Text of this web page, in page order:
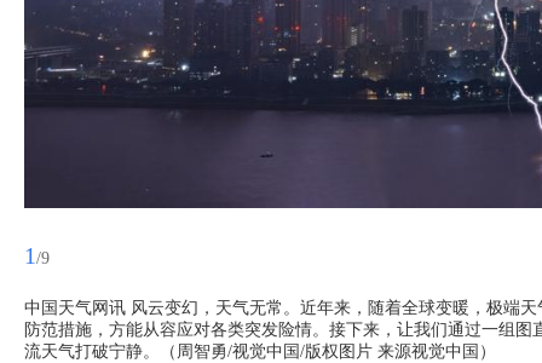
1 /9
中国天气网讯 风云变幻，天气无常。近年来，随着全球变暖，极端
防范措施，方能从容应对各类突发险情。接下来，让我们通过一组
流天气打破宁静。（周智勇/视觉中国/版权图片 来源视觉中国）